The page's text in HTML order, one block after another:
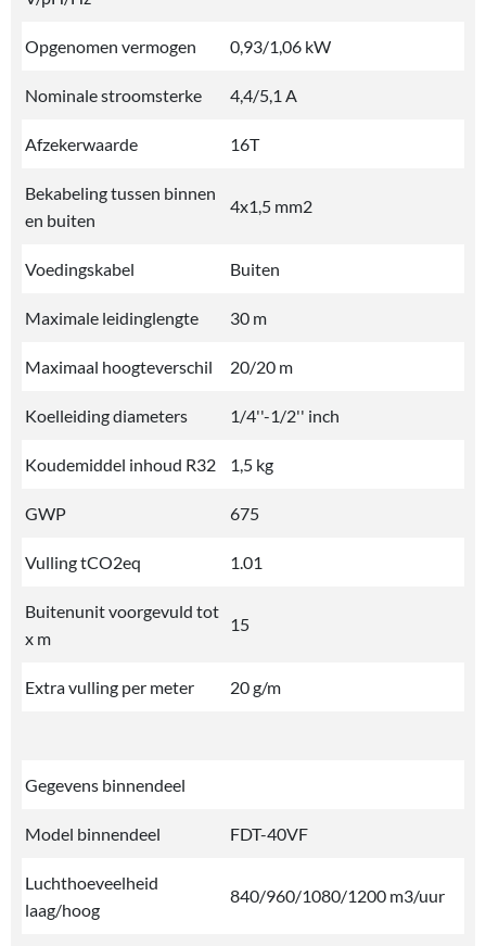
Opgenomen vermogen 0,93/1,06 kW
Nominale stroomsterke 4,4/5,1 A
Afzekerwaarde 16T
Bekabeling tussen binnen
en buiten
4x1,5 mm2
Voedingskabel Buiten
Maximale leidinglengte 30 m
Maximaal hoogteverschil 20/20 m
Koelleiding diameters 1/4''-1/2'' inch
Koudemiddel inhoud R32 1,5 kg
GWP 675
Vulling tCO2eq 1.01
Buitenunit voorgevuld tot
x m
15
Extra vulling per meter 20 g/m
Gegevens binnendeel
Model binnendeel FDT-40VF
Luchthoeveelheid
laag/hoog
840/960/1080/1200 m3/uur